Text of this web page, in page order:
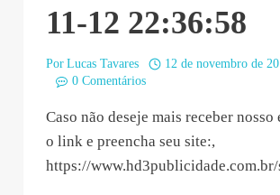
11-12 22:36:58
Por Lucas Tavares
12 de novembro de
0 Comentários
Caso não deseje mais receber nosso
o link e preencha seu site:,
https://